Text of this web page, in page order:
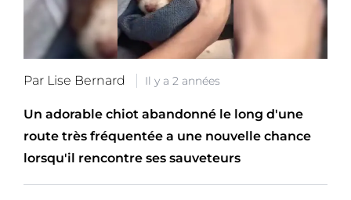
Par Lise Bernard Il y a 2 années
Un adorable chiot abandonné le long d'une
route très fréquentée a une nouvelle chance
lorsqu'il rencontre ses sauveteurs